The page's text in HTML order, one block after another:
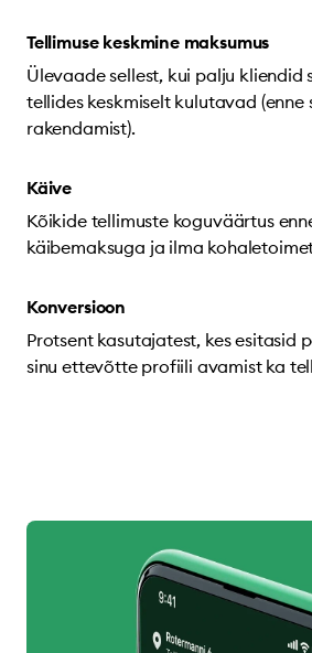
Tellimuse keskmine maksumus
Ülevaade sellest, kui palju kliendid
tellides keskmiselt kulutavad (enne
rakendamist).
Käive
Kõikide tellimuste koguväärtus
käibemaksuga ja ilma
Konversioon
Protsent kasutajatest, kes esitasid
sinu ettevõtte profiili avamist ka